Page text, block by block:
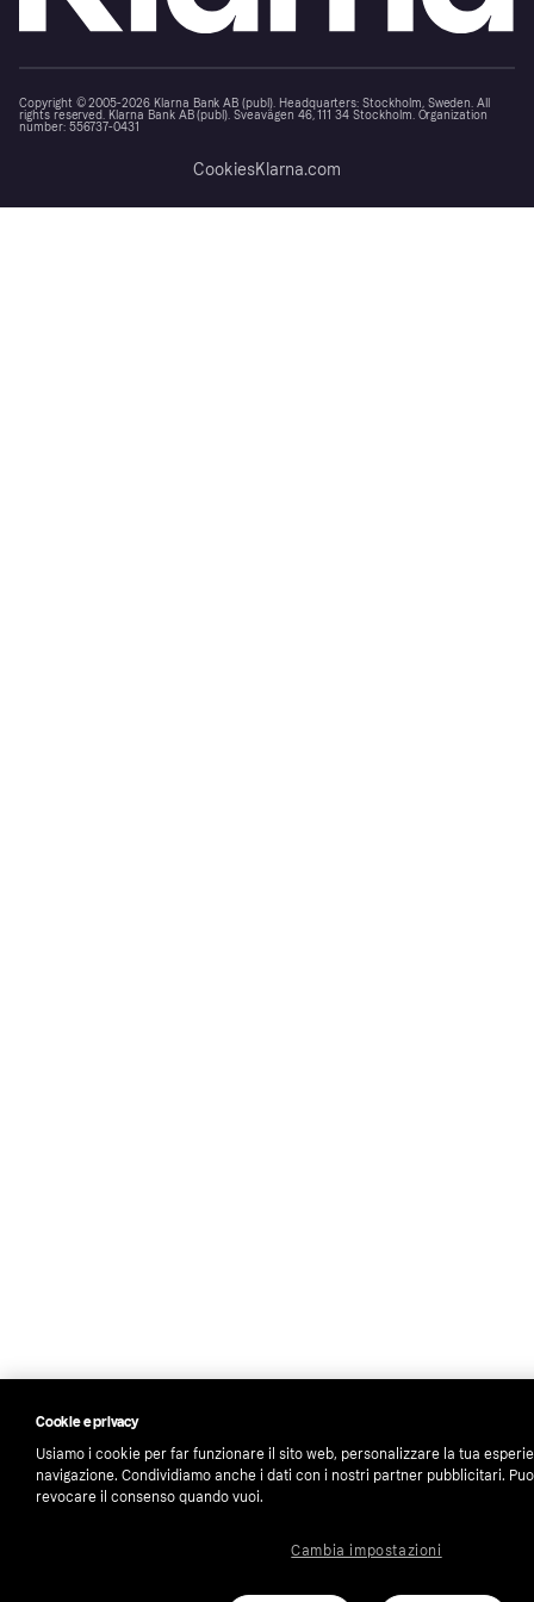
Copyright © 2005-2026 Klarna Bank AB (publ). Headquarters: Stockholm, Sweden. All
rights reserved. Klarna Bank AB (publ). Sveavägen 46, 111 34 Stockholm. Organization
number: 556737-0431
CookiesKlarna.com
Cookie e privacy
Usiamo i cookie per far funzionare il sito web, personalizzare la tua
navigazione. Condividiamo anche i dati con i nostri partner pubblicitari.
revocare il consenso quando vuoi.
Cambia impostazioni